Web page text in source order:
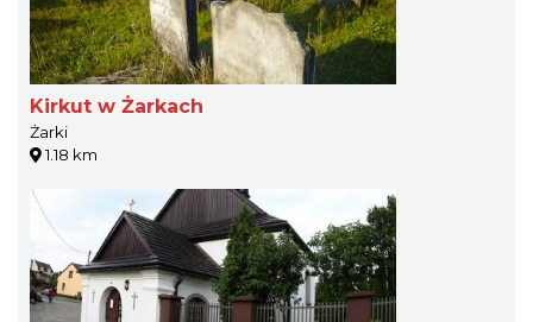
Kirkut w Żarkach
Żarki
1.18 km